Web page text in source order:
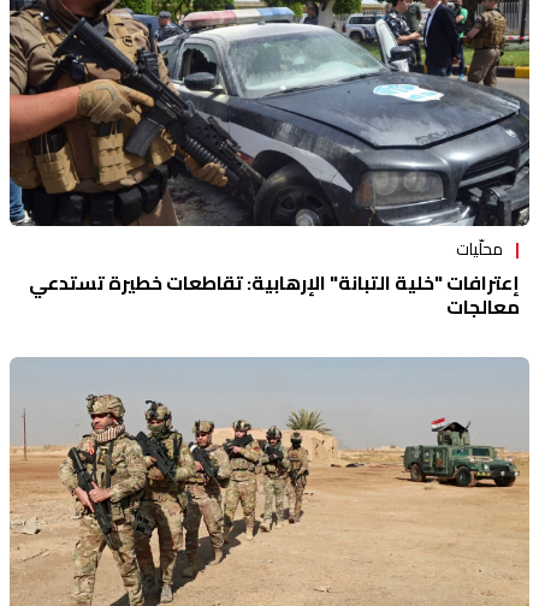
محلّيات
إعترافات "خلية التبانة" الإرهابية: تقاطعات خطيرة تستدعي
معالجات